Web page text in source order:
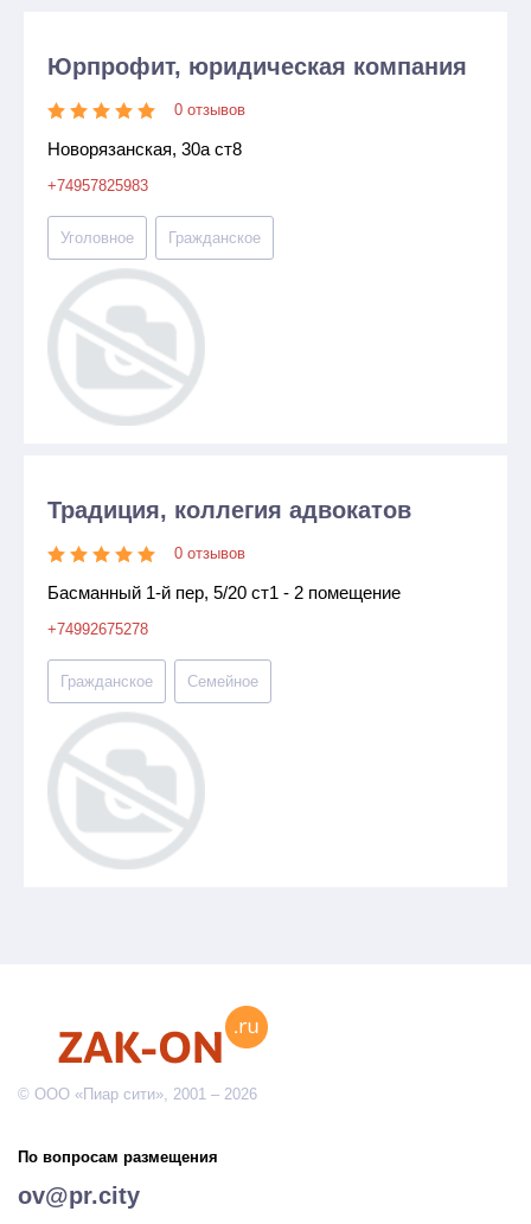
Юрпрофит, юридическая компания
0 отзывов
Новорязанская, 30а ст8
+74957825983
Уголовное Гражданское
Традиция, коллегия адвокатов
0 отзывов
Басманный 1-й пер, 5/20 ст1 - 2 помещение
+74992675278
Гражданское Семейное
© ООО «Пиар сити», 2001 – 2026
По вопросам размещения
ov@pr.city